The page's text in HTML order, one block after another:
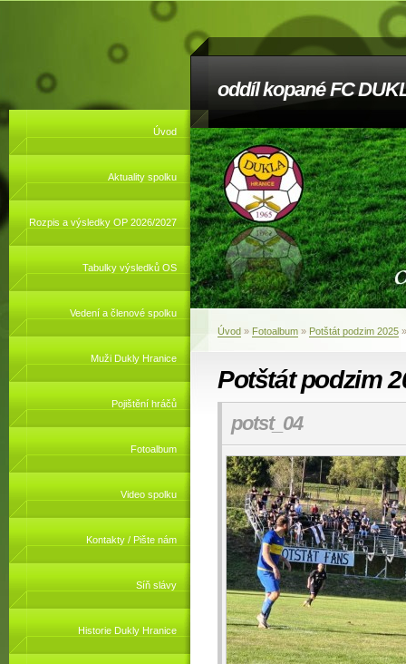
oddíl kopané FC
Úvod
Aktuality spolku
Rozpis a výsledky OP 2026/2027
Tabulky výsledků OS
Vedení a členové spolku
Muži Dukly Hranice
Pojištění hráčů
Fotoalbum
Video spolku
Kontakty / Pište nám
Síň slávy
Historie Dukly Hranice
Úvod » Fotoalbum » Potštát podzim 2025
Potštát podzim
potst_04